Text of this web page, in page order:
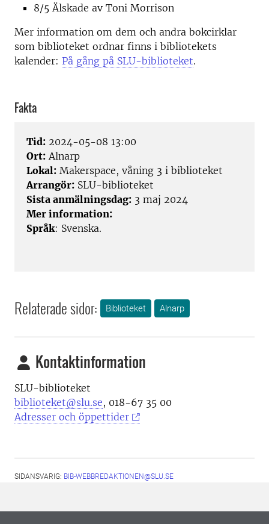
8/5 Älskade av Toni Morrison
Mer information om dem och andra bokcirklar
som biblioteket ordnar finns i bibliotekets
kalender: På gång på SLU-biblioteket.
Fakta
Tid: 2024-05-08 13:00
Ort: Alnarp
Lokal: Makerspace, våning 3 i biblioteket
Arrangör: SLU-biblioteket
Sista anmälningsdag: 3 maj 2024
Mer information:
Språk: Svenska.
Relaterade sidor: Biblioteket Alnarp
Kontaktinformation
SLU-biblioteket
biblioteket@slu.se, 018-67 35 00
Adresser och öppettider
SIDANSVARIG: BIB-WEBBREDAKTIONEN@SLU.SE